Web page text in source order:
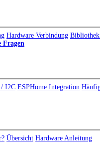
Hardware Verbindung
Fragen
I2C ESPHome Integration
Übersicht Hardware Anleitung